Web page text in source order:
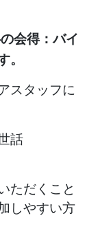
会得：バイ
。
スタッフに
話
ただくこと
しやすい方